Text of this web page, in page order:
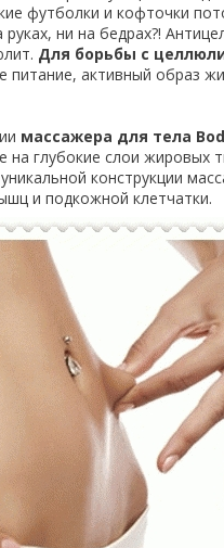
футболки и кофточки
руках, ни на бедрах?!
Для борьбы с
питание, активный образ
массажера для тела
на глубокие слои жировых
конструкции
и подкожной клетчатки.